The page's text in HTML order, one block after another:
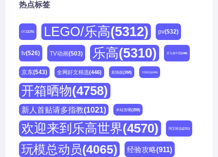
热点标签
DC(225) LEGO/乐高(5312) pv(532)
tv(526) TV动画(503) 乐高(5310) 亚马逊中国(188)
京东(543) 全网好文精选(446) 剧场版(268) 天猫精选(180)
开箱晒物(4758)
新人首贴请多指教(1021) 本站首晒(259)
欢迎来到乐高世界(4570) 淘宝精选(231)
玩模总动员(4065) 经验攻略(911)